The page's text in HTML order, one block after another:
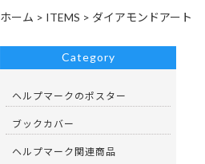
ホーム > ITEMS > ダイアモンドアート
Category
ヘルプマークのポスター
ブックカバー
ヘルプマーク関連商品